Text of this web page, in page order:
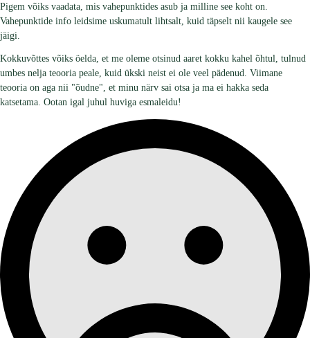
Pigem võiks vaadata, mis vahepunktides asub ja milline see koht on.
Vahepunktide info leidsime uskumatult lihtsalt, kuid täpselt nii kaugele see
jäigi.
Kokkuvõttes võiks öelda, et me oleme otsinud aaret kokku kahel õhtul, tulnud
umbes nelja teooria peale, kuid ükski neist ei ole veel pädenud. Viimane
teooria on aga nii "õudne", et minu närv sai otsa ja ma ei hakka seda
katsetama. Ootan igal juhul huviga esmaleidu!